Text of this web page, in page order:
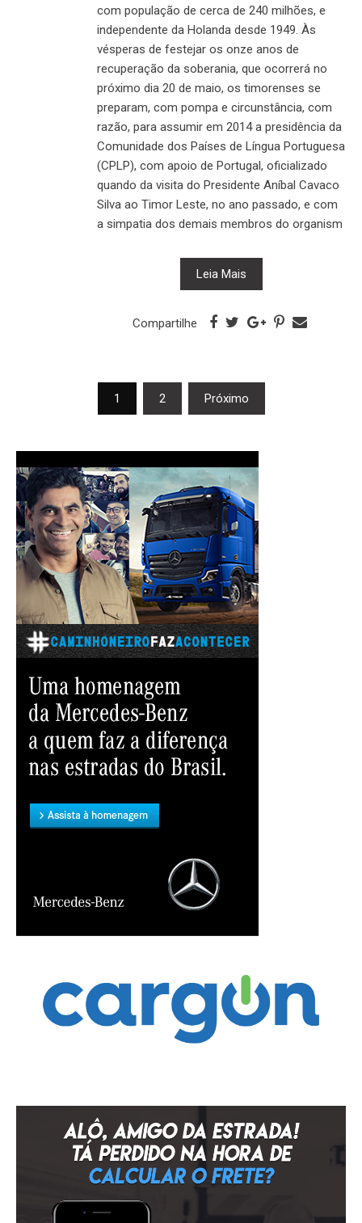
com população de cerca de 240 milhões, e
independente da Holanda desde 1949. Às
vésperas de festejar os onze anos de
recuperação da soberania, que ocorrerá no
próximo dia 20 de maio, os timorenses se
preparam, com pompa e circunstância, com
razão, para assumir em 2014 a presidência da
Comunidade dos Países de Língua Portuguesa
(CPLP), com apoio de Portugal, oficializado
quando da visita do Presidente Aníbal Cavaco
Silva ao Timor Leste, no ano passado, e com
a simpatia dos demais membros do organism
Leia Mais
Compartilhe
Navegação
posts
1 2 Próximo